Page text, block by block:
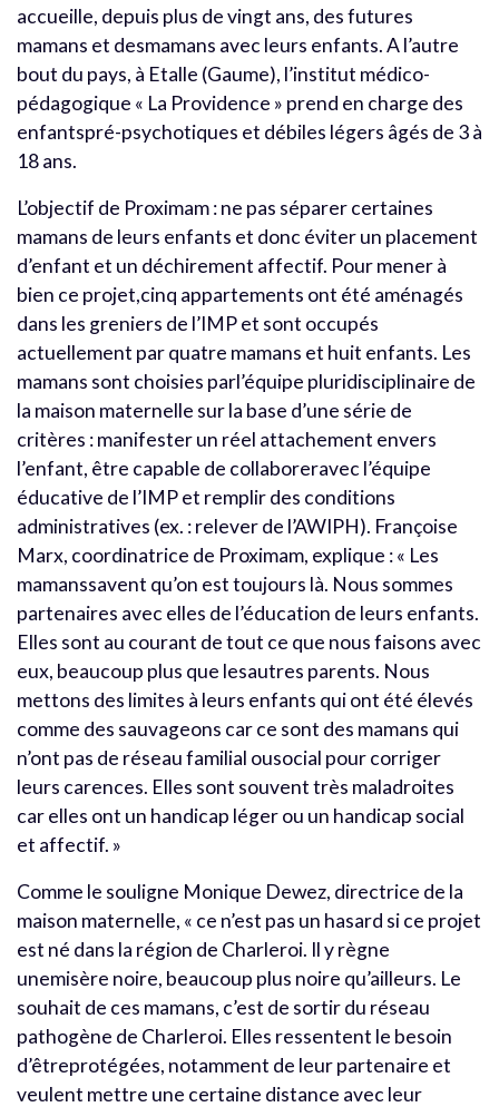
accueille, depuis plus de vingt ans, des futures
mamans et desmamans avec leurs enfants. A l’autre
bout du pays, à Etalle (Gaume), l’institut médico-
pédagogique « La Providence » prend en charge des
enfantspré-psychotiques et débiles légers âgés de 3 à
18 ans.
L’objectif de Proximam : ne pas séparer certaines
mamans de leurs enfants et donc éviter un placement
d’enfant et un déchirement affectif. Pour mener à
bien ce projet,cinq appartements ont été aménagés
dans les greniers de l’IMP et sont occupés
actuellement par quatre mamans et huit enfants. Les
mamans sont choisies parl’équipe pluridisciplinaire de
la maison maternelle sur la base d’une série de
critères : manifester un réel attachement envers
l’enfant, être capable de collaboreravec l’équipe
éducative de l’IMP et remplir des conditions
administratives (ex. : relever de l’AWIPH). Françoise
Marx, coordinatrice de Proximam, explique : « Les
mamanssavent qu’on est toujours là. Nous sommes
partenaires avec elles de l’éducation de leurs enfants.
Elles sont au courant de tout ce que nous faisons avec
eux, beaucoup plus que lesautres parents. Nous
mettons des limites à leurs enfants qui ont été élevés
comme des sauvageons car ce sont des mamans qui
n’ont pas de réseau familial ousocial pour corriger
leurs carences. Elles sont souvent très maladroites
car elles ont un handicap léger ou un handicap social
et affectif. »
Comme le souligne Monique Dewez, directrice de la
maison maternelle, « ce n’est pas un hasard si ce projet
est né dans la région de Charleroi. Il y règne
unemisère noire, beaucoup plus noire qu’ailleurs. Le
souhait de ces mamans, c’est de sortir du réseau
pathogène de Charleroi. Elles ressentent le besoin
d’êtreprotégées, notamment de leur partenaire et
veulent mettre une certaine distance avec leur